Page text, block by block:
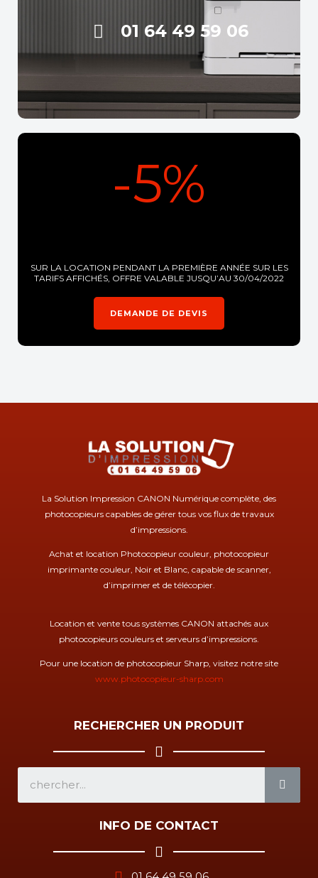
01 64 49 59 06
-5%
SUR LA LOCATION PENDANT LA PREMIÈRE ANNÉE SUR LES
TARIFS AFFICHÉS, OFFRE VALABLE JUSQU’AU 30/04/2022
DEMANDE DE DEVIS
La Solution Impression CANON Numérique complète, des
photocopieurs capables de gérer tous vos flux de travaux
d’impressions.
Achat et location Photocopieur couleur, photocopieur
imprimante couleur, Noir et Blanc, capable de scanner,
d’imprimer et de télécopier.
Location et vente tous systèmes CANON attachés aux
photocopieurs couleurs et serveurs d’impressions.
Pour une location de photocopieur Sharp, visitez notre site
www.photocopieur-sharp.com
RECHERCHER UN PRODUIT
INFO DE CONTACT